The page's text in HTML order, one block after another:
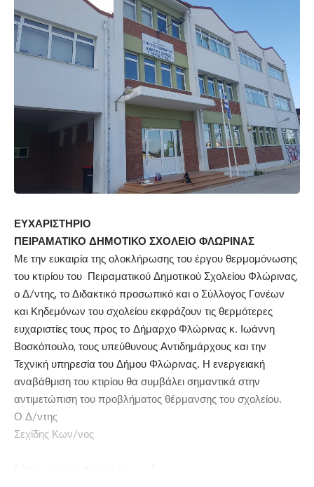
ΕΥΧΑΡΙΣΤΗΡΙΟ
ΠΕΙΡΑΜΑΤΙΚΟ ΔΗΜΟΤΙΚΟ ΣΧΟΛΕΙΟ ΦΛΩΡΙΝΑΣ
Με την ευκαιρία της ολοκλήρωσης του έργου θερμομόνωσης
του κτιρίου του Πειραματικού Δημοτικού Σχολείου Φλώρινας,
ο Δ/ντης, το Διδακτικό προσωπικό και ο Σύλλογος Γονέων
και Κηδεμόνων του σχολείου εκφράζουν τις θερμότερες
ευχαριστίες τους προς τo Δήμαρχο Φλώρινας κ. Ιωάννη
Βοσκόπουλο, τους υπεύθυνους Αντιδημάρχους και την
Τεχνική υπηρεσία του Δήμου Φλώρινας. Η ενεργειακή
αναβάθμιση του κτιρίου θα συμβάλει σημαντικά στην
αντιμετώπιση του προβλήματος θέρμανσης του σχολείου.
Ο Δ/ντης
Σεχίδης Κων/νος